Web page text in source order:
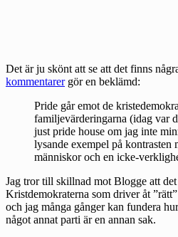
Det är ju skönt att se att det finns
kommentarergör en beklämd:
Pride går emot de
familjevärderingarna (idag var
just pride house om jag inte
lysande exempel på kontrasten
människor och en icke-
Jag tror till skillnad mot Blogge att
Kristdemokraterna som driver åt
och jag många gånger kan fundera
något annat parti är en annan sak.